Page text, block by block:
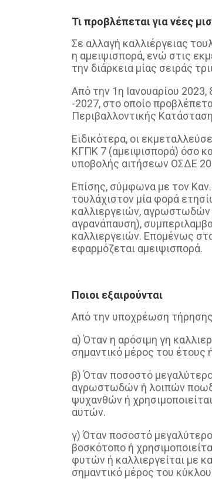
Τι προβλέπεται για νέες
Σε αλλαγή καλλιέργειας
η αμειψισπορά, ενώ στις
την διάρκεια μίας σειράς
Από την 1η Ιανουαρίου
-2027, στο οποίο
Περιβαλλοντικής
Ειδικότερα, οι
ΚΓΠΚ 7 (αμειψισπορά) όσο
υποβολής αιτήσεων ΟΣΔΕ
Επίσης, σύμφωνα με τον
τουλάχιστον μία φορά
καλλιεργειών,
αγρανάπαυση),
καλλιεργειών. Επομένως
εφαρμόζεται αμειψισπορά.
Ποιοι εξαιρούνται
Από την υποχρέωση τήρησης
α) Όταν η αρόσιμη γη
σημαντικό μέρος του έτους
β) Όταν ποσοστό
αγρωστωδών ή λοιπών
ψυχανθών ή
αυτών.
γ) Όταν ποσοστό
βοσκότοπο ή
φυτών ή καλλιεργείται με
σημαντικό μέρος του